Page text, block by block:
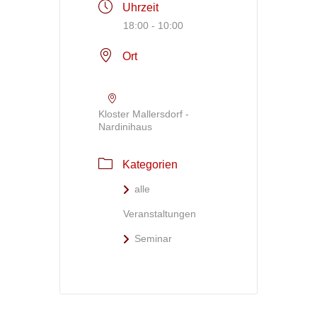
Uhrzeit
18:00 - 10:00
Ort
Kloster Mallersdorf -
Nardinihaus
Kategorien
alle
Veranstaltungen
Seminar